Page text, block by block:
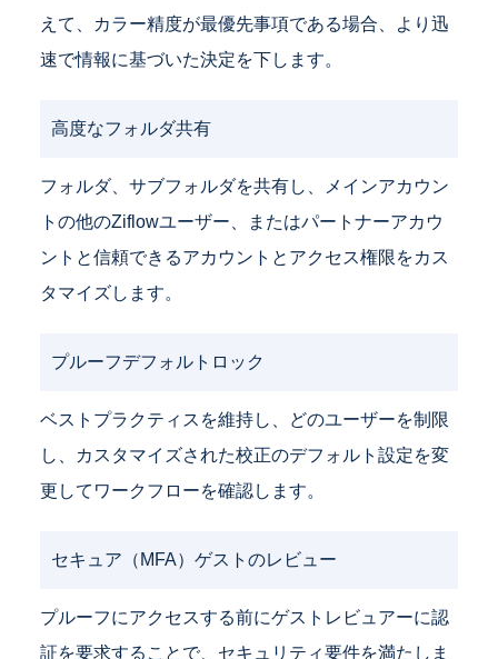
えて、カラー精度が最優先事項である場合、より迅
速で情報に基づいた決定を下します。
高度なフォルダ共有
フォルダ、サブフォルダを共有し、メインアカウン
トの他のZiflowユーザー、またはパートナーアカウ
ントと信頼できるアカウントとアクセス権限をカス
タマイズします。
プルーフデフォルトロック
ベストプラクティスを維持し、どのユーザーを制限
し、カスタマイズされた校正のデフォルト設定を変
更してワークフローを確認します。
セキュア（MFA）ゲストのレビュー
プルーフにアクセスする前にゲストレビュアーに認
証を要求することで、セキュリティ要件を満たしま